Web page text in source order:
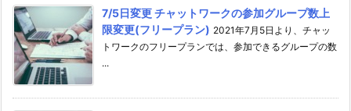
7/5日変更 チャットワークの参加グループ数上
限変更(フリープラン) 2021年7月5日より、チャッ
トワークのフリープランでは、参加できるグループの数
...